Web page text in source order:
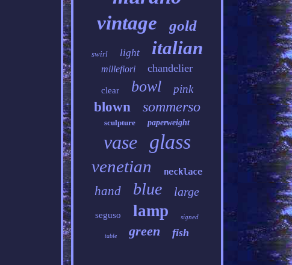
vintage gold
swirl light italian
millefiori chandelier
clear bowl pink
blown sommerso
sculpture paperweight
vase glass
venetian necklace
hand blue large
seguso lamp signed
table green fish